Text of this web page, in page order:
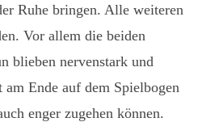
Ruhe bringen. Alle weiteren
Vor allem die beiden
blieben nervenstark und
Ende auf dem Spielbogen
enger zugehen können.